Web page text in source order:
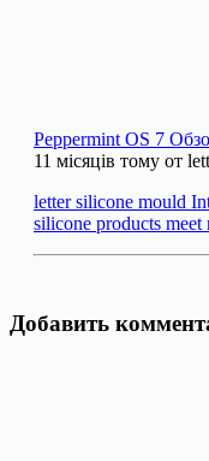
Peppermint OS 7
11 місяців тому от
letter silicone mould
silicone products
Добавить